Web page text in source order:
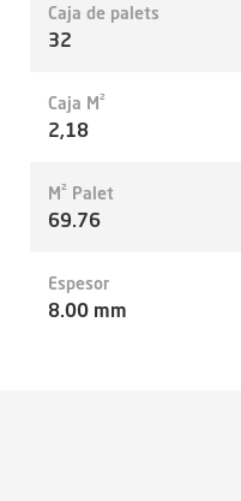
Caja de palets
32
Caja M²
2,18
M² Palet
69.76
Espesor
8.00 mm